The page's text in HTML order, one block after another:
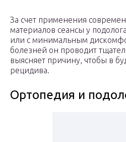
За счет применения
материалов сеансы у
или с минимальным
болезней он проводит
выясняет причину, чтобы в
рецидива.
Ортопедия и